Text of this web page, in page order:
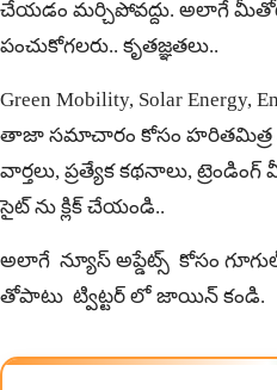
చేయడం మర్చిపోవద్దు. అలాగే
పంచుకోగలరు.. కృతజ్ఞతలు..
Green Mobility, Solar Energy,
తాజా సమాచారం కోసం హరితమిత్ర
వార్తలు, ప్రత్యేక కథనాలు,
సైట్ ను క్లిక్ చేయండి..
అలాగే న్యూస్ అప్డేట్స్ కోసం
తోపాటు ట్విట్టర్ లో జాయిన్ కండి.